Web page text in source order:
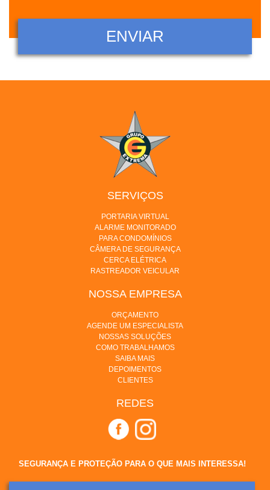
SERVIÇOS
PORTARIA VIRTUAL
ALARME MONITORADO
PARA CONDOMÍNIOS
CÂMERA DE SEGURANÇA
CERCA ELÉTRICA
RASTREADOR VEICULAR
NOSSA EMPRESA
ORÇAMENTO
AGENDE UM ESPECIALISTA
NOSSAS SOLUÇÕES
COMO TRABALHAMOS
SAIBA MAIS
DEPOIMENTOS
CLIENTES
REDES
SEGURANÇA E PROTEÇÃO PARA O QUE MAIS INTERESSA!